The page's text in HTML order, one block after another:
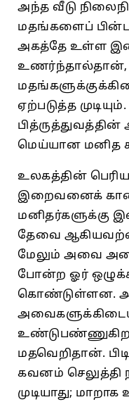
அந்த வீடு
மதங்களைப்‌
அகத்தே உள்ள
ஏற்படுத்த
பித்ருத்துவத்தின்‌
மெய்யான மனித
உலகத்தின்‌
இறைவனைக்‌
மனிதர்களுக்கு
தேவை
மேலும்‌ அவை
போன்ற ஓர்‌
கொண்டுள்ளன.
மதவெறிதான்‌.
கவனம்‌ செலுத்தி
முடியாது;